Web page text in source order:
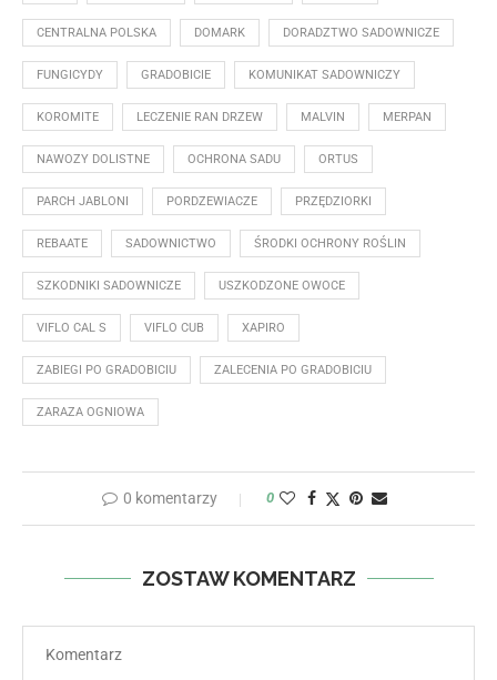
CENTRALNA POLSKA DOMARK DORADZTWO SADOWNICZE
FUNGICYDY GRADOBICIE KOMUNIKAT SADOWNICZY
KOROMITE LECZENIE RAN DRZEW MALVIN MERPAN
NAWOZY DOLISTNE OCHRONA SADU ORTUS
PARCH JABLONI PORDZEWIACZE PRZĘDZIORKI
REBAATE SADOWNICTWO ŚRODKI OCHRONY ROŚLIN
SZKODNIKI SADOWNICZE USZKODZONE OWOCE
VIFLO CAL S VIFLO CUB XAPIRO
ZABIEGI PO GRADOBICIU ZALECENIA PO GRADOBICIU
ZARAZA OGNIOWA
0 komentarzy 0
ZOSTAW KOMENTARZ